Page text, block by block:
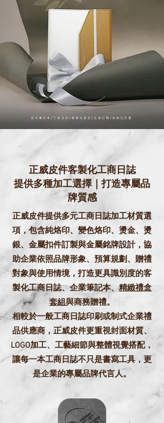
正威皮件客製化工商日誌
提供多種加工選擇｜打造專屬品
牌質感
正威皮件提供多元工商日誌加工材質選
項，包含純烙印、變色烙印、燙金、燙
銀、金屬扣件訂製與金屬銘牌設計，協
助企業依照品牌形象、預算規劃、贈禮
對象與使用情境，打造更具識別度的客
製化工商日誌、企業筆記本、精緻禮盒
套組與商務贈禮。
相較於一般工商日誌印刷或制式企業禮
品供應商，正威皮件更重視封面材質、
LOGO加工、工藝細節與整體視覺搭配，
讓每一本工商日誌不只是書寫工具，更
是企業的專屬品牌代言人。